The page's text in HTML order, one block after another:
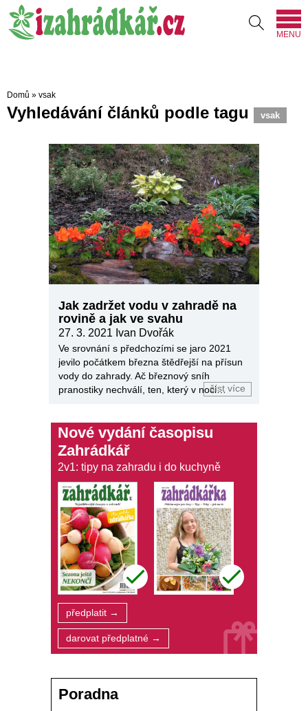
MENU
Domů » vsak
Vyhledávání článků podle tagu vsak
Jak zadržet vodu v zahradě na
rovině a jak ve svahu
27. 3. 2021 Ivan Dvořák
Ve srovnání s předchozími se jaro 2021
jevilo počátkem března štědřejší na přísun
vody do zahrady. Ač březnový sníh
pranostiky nechválí, ten, který v nocičíst více
Nové vydání časopisu
Zahrádkář
2v1: tipy na zahradu i do kuchyně
předplatit →
darovat předplatné →
Poradna